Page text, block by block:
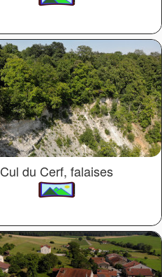
Cul du Cerf, falaises